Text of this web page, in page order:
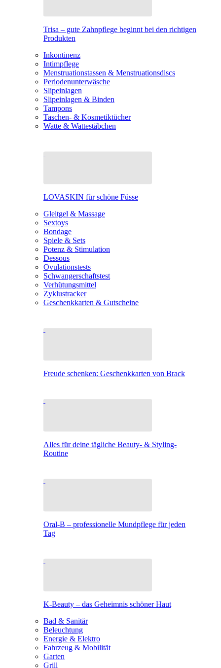
Trisa – gute Zahnpflege beginnt bei den richtigen
Produkten
Inkontinenz
Intimpflege
Menstruationstassen & Menstruationsdiscs
Periodenunterwäsche
Slipeinlagen
Slipeinlagen & Binden
Tampons
Taschen- & Kosmetiktücher
Watte & Wattestäbchen
LOVASKIN für schöne Füsse
Gleitgel & Massage
Sextoys
Bondage
Spiele & Sets
Potenz & Stimulation
Dessous
Ovulationstests
Schwangerschaftstest
Verhütungsmittel
Zyklustracker
Geschenkkarten & Gutscheine
Freude schenken: Geschenkkarten von Brack
Alles für deine tägliche Beauty- & Styling-
Routine
Oral-B – professionelle Mundpflege für jeden
Tag
K-Beauty – das Geheimnis schöner Haut
Bad & Sanitär
Beleuchtung
Energie & Elektro
Fahrzeug & Mobilität
Garten
Grill